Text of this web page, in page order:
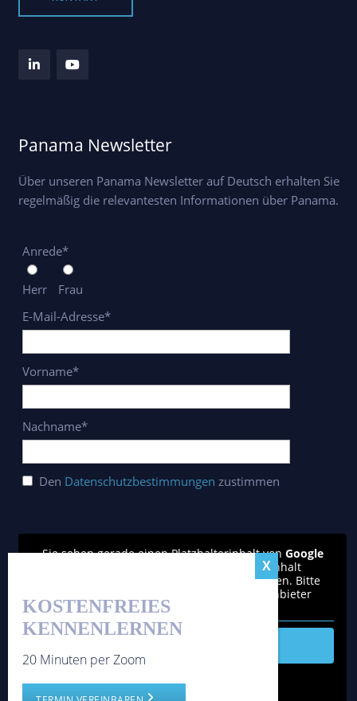
Panama Newsletter
Über unseren Panama Newsletter auf Deutsch erhalten Sie
regelmäßig die relevantesten Informationen über Panama.
Anrede*
Herr
Frau
E-Mail-Adresse*
Vorname*
Nachname*
Den Datenschutzbestimmungen zustimmen
Sie sehen gerade einen Platzhalterinhalt von Google
. Um auf den eigentlichen Inhalt
zuzugreifen, klicken Sie auf den Button unten. Bitte
beachten Sie, dass dabei Daten an Drittanbieter
weitergegeben werden.
KOSTENFREIES
KENNENLERNEN
20 Minuten per Zoom